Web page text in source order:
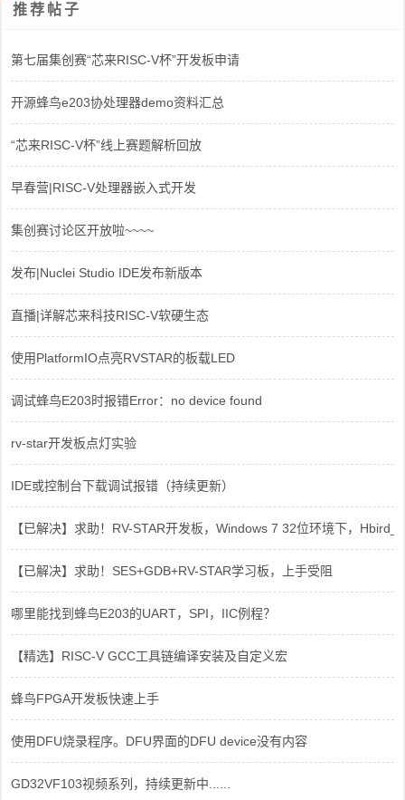
推荐帖子
第七届集创赛“芯来RISC-V杯”开发板申请
开源蜂鸟e203协处理器demo资料汇总
“芯来RISC-V杯”线上赛题解析回放
早春营|RISC-V处理器嵌入式开发
集创赛讨论区开放啦~~~~
发布|Nuclei Studio IDE发布新版本
直播|详解芯来科技RISC-V软硬生态
使用PlatformIO点亮RVSTAR的板载LED
调试蜂鸟E203时报错Error：no device found
rv-star开发板点灯实验
IDE或控制台下载调试报错（持续更新）
【已解决】求助！RV-STAR开发板，Windows 7 32位环境下，
【已解决】求助！SES+GDB+RV-STAR学习板，上手受阻
哪里能找到蜂鸟E203的UART，SPI，IIC例程？
【精选】RISC-V GCC工具链编译安装及自定义宏
蜂鸟FPGA开发板快速上手
使用DFU烧录程序。DFU界面的DFU device没有内容
GD32VF103视频系列，持续更新中......